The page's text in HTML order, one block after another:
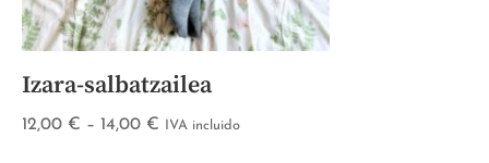
Izara-salbatzailea
12,00 € – 14,00 € IVA incluido